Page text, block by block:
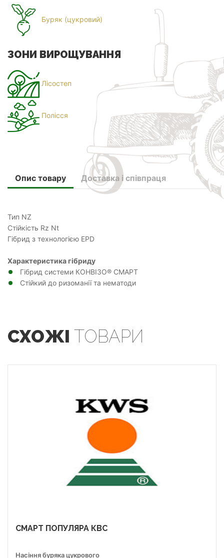
Буряк (цукровий)
ЗОНИ ВИРОЩУВАННЯ
Лісостеп
Полісся
Опис товару Доставка і співпраця
Тип NZ
Стійкість Rz Nt
Гібрид з технологією EPD
Характеристика гібриду
Гібрид системи КОНВІЗО® СМАРТ
Стійкий до ризоманії та нематоди
СХОЖІ ТОВАРИ
СМАРТ ПОПУЛЯРА КВС
Насіння буряка цукрового